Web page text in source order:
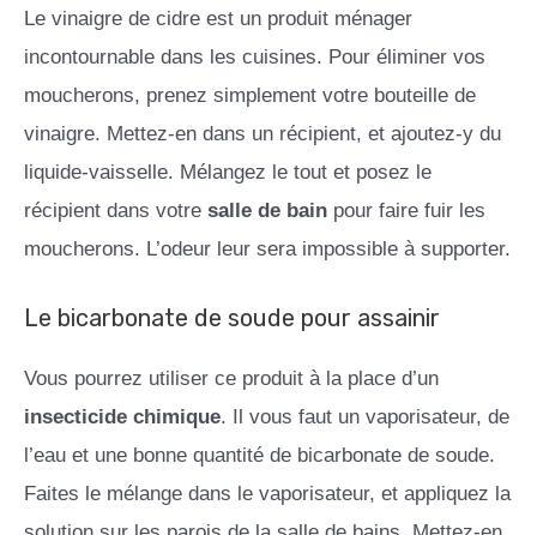
Le vinaigre de cidre est un produit ménager
incontournable dans les cuisines. Pour éliminer vos
moucherons, prenez simplement votre bouteille de
vinaigre. Mettez-en dans un récipient, et ajoutez-y du
liquide-vaisselle. Mélangez le tout et posez le
récipient dans votre salle de bain pour faire fuir les
moucherons. L’odeur leur sera impossible à supporter.
Le bicarbonate de soude pour assainir
Vous pourrez utiliser ce produit à la place d’un
insecticide chimique. Il vous faut un vaporisateur, de
l’eau et une bonne quantité de bicarbonate de soude.
Faites le mélange dans le vaporisateur, et appliquez la